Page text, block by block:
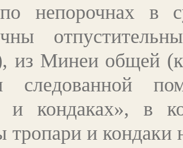
непорочнах в
из Минеи общей
следованной
и кондаках», в
тропари и кондаки